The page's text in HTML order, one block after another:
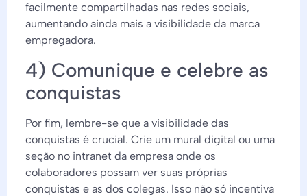
facilmente compartilhadas nas redes sociais,
aumentando ainda mais a visibilidade da marca
empregadora.
4) Comunique e celebre as
conquistas
Por fim, lembre-se que a visibilidade das
conquistas é crucial. Crie um mural digital ou uma
seção no intranet da empresa onde os
colaboradores possam ver suas próprias
conquistas e as dos colegas. Isso não só incentiva